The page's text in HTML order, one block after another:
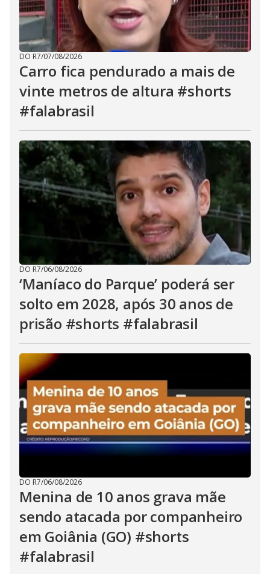
DO R7/07/08/2026
Carro fica pendurado a mais de
vinte metros de altura #shorts
#falabrasil
DO R7/06/08/2026
‘Maníaco do Parque’ poderá ser
solto em 2028, após 30 anos de
prisão #shorts #falabrasil
DO R7/06/08/2026
Menina de 10 anos grava mãe
sendo atacada por companheiro
em Goiânia (GO) #shorts
#falabrasil